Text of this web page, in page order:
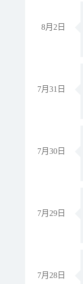
8月2日
7月31日
7月30日
7月29日
7月28日